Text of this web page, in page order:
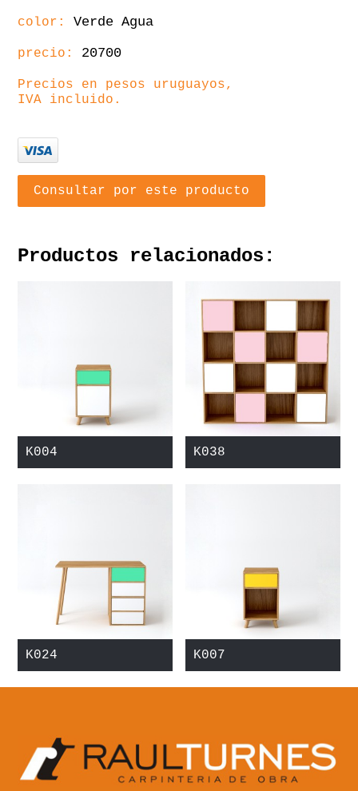
color: Verde Agua
precio: 20700
Precios en pesos uruguayos,
IVA incluido.
Consultar por este producto
Productos relacionados:
K004 K038
K024 K007